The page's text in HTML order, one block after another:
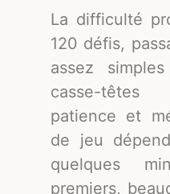
La difficulté
120 défis,
assez
casse-têtes
patience et
de jeu
quelques
premiers,